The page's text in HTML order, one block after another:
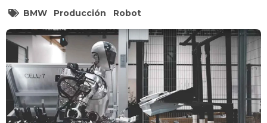
BMW Producción Robot